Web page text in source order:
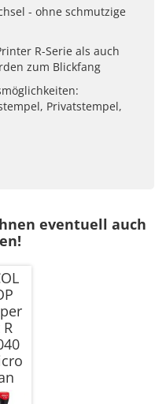
- ohne schmutzige
R-Serie als auch
zum Blickfang
Privatstempel,
eventuell auch